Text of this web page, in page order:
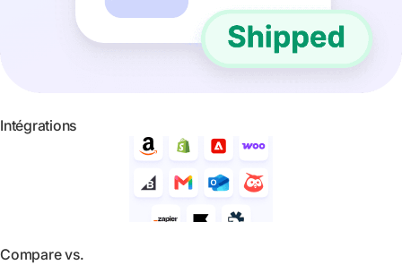
Intégrations
Compare vs.